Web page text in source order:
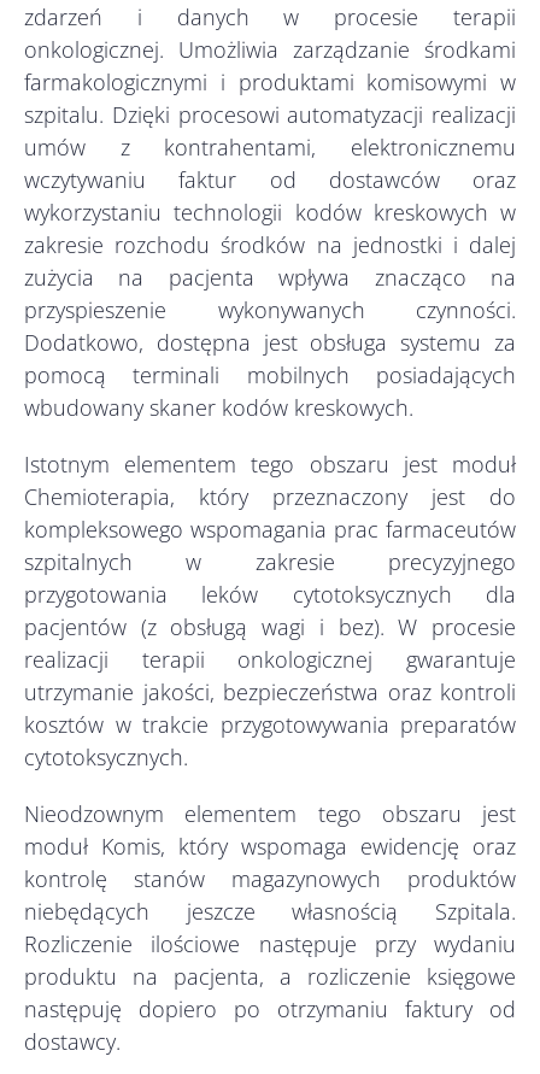
zdarzeń i danych w procesie terapii
onkologicznej. Umożliwia zarządzanie środkami
farmakologicznymi i produktami komisowymi w
szpitalu. Dzięki procesowi automatyzacji realizacji
umów z kontrahentami, elektronicznemu
wczytywaniu faktur od dostawców oraz
wykorzystaniu technologii kodów kreskowych w
zakresie rozchodu środków na jednostki i dalej
zużycia na pacjenta wpływa znacząco na
przyspieszenie wykonywanych czynności.
Dodatkowo, dostępna jest obsługa systemu za
pomocą terminali mobilnych posiadających
wbudowany skaner kodów kreskowych.
Istotnym elementem tego obszaru jest moduł
Chemioterapia, który przeznaczony jest do
kompleksowego wspomagania prac farmaceutów
szpitalnych w zakresie precyzyjnego
przygotowania leków cytotoksycznych dla
pacjentów (z obsługą wagi i bez). W procesie
realizacji terapii onkologicznej gwarantuje
utrzymanie jakości, bezpieczeństwa oraz kontroli
kosztów w trakcie przygotowywania preparatów
cytotoksycznych.
Nieodzownym elementem tego obszaru jest
moduł Komis, który wspomaga ewidencję oraz
kontrolę stanów magazynowych produktów
niebędących jeszcze własnością Szpitala.
Rozliczenie ilościowe następuje przy wydaniu
produktu na pacjenta, a rozliczenie księgowe
następuję dopiero po otrzymaniu faktury od
dostawcy.